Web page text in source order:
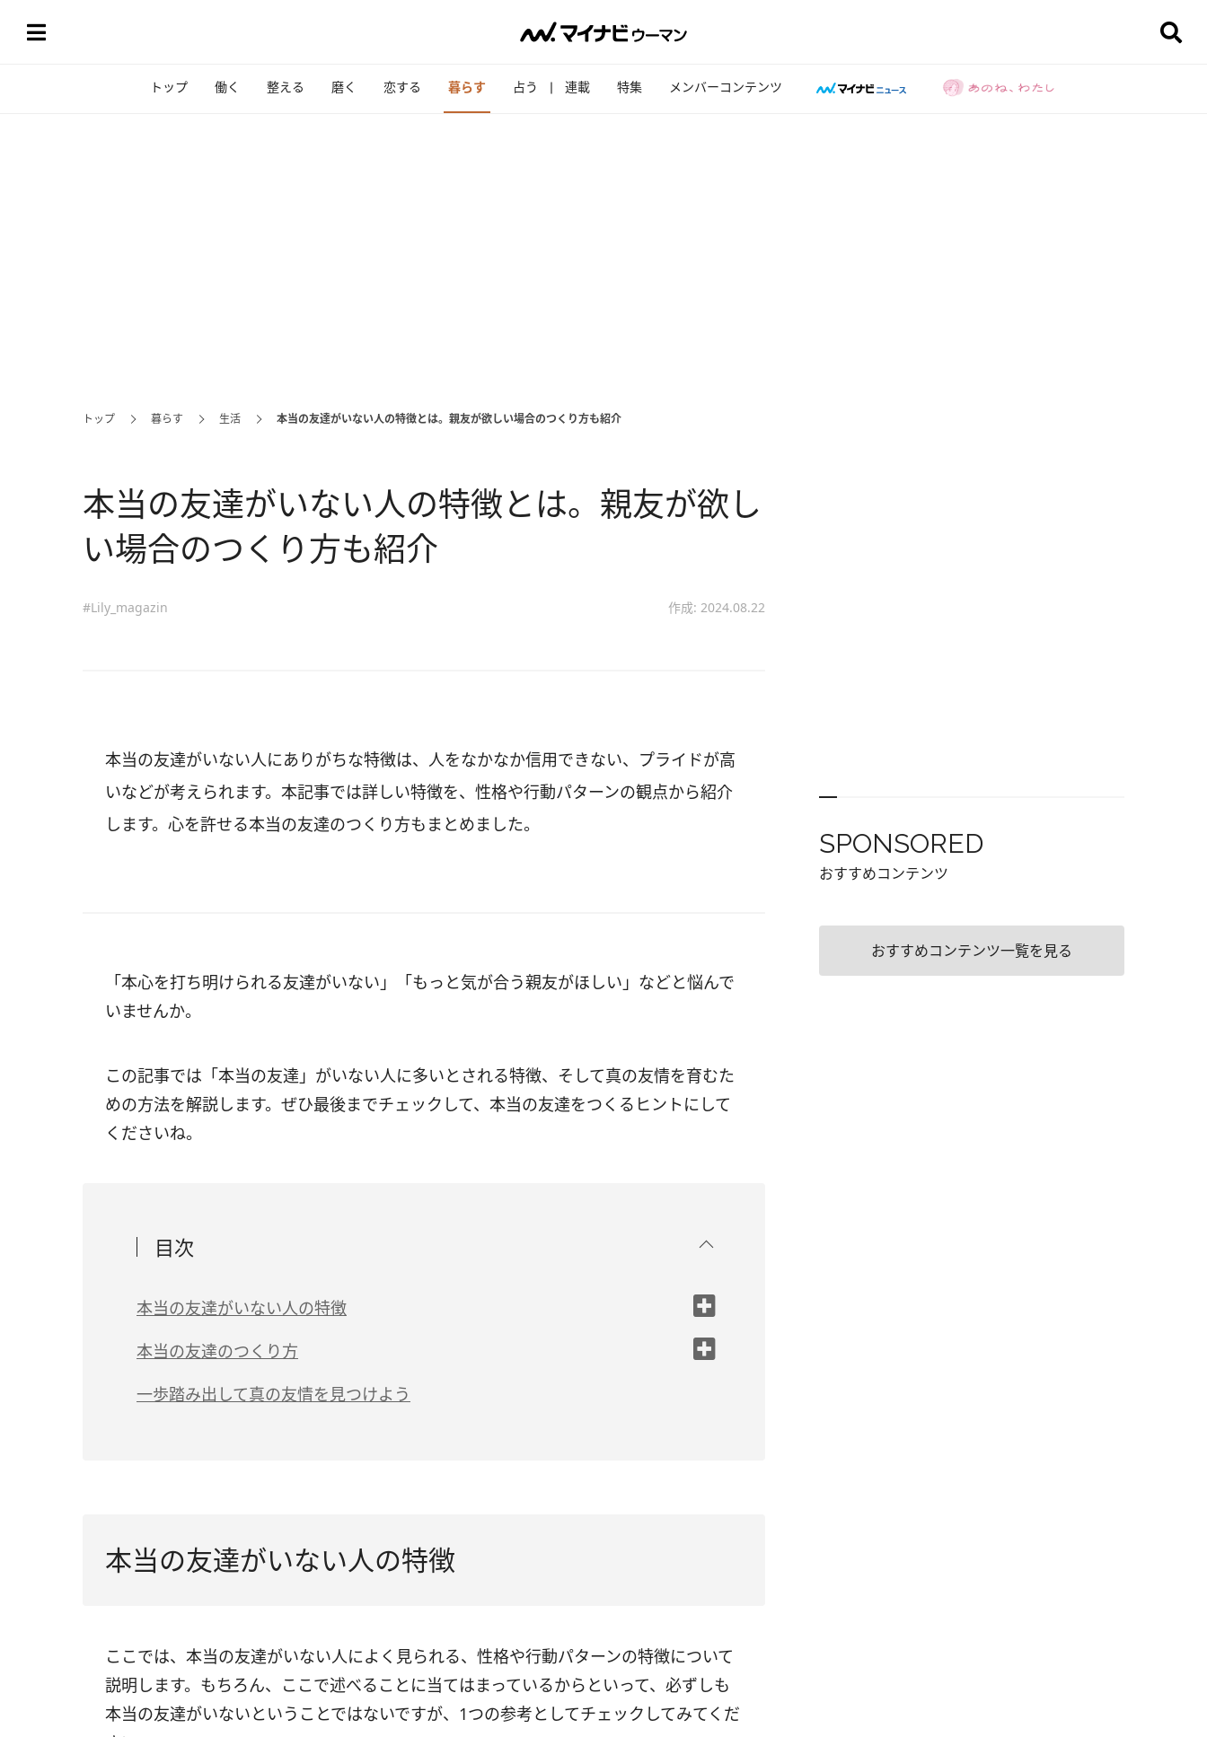
トップ 働く 整える 磨く 恋する 暮らす 占う 連載 特集 メンバーコンテンツ
トップ 暮らす 生活 本当の友達がいない人の特徴とは。親友が欲しい場合のつくり方も紹介
本当の友達がいない人の特徴とは。親友が欲し
い場合のつくり方も紹介
#Lily_magazin 作成: 2024.08.22
本当の友達がいない人にありがちな特徴は、人をなかなか信用できない、プライドが高
いなどが考えられます。本記事では詳しい特徴を、性格や行動パターンの観点から紹介
します。心を許せる本当の友達のつくり方もまとめました。
「本心を打ち明けられる友達がいない」「もっと気が合う親友がほしい」などと悩んで
いませんか。
この記事では「本当の友達」がいない人に多いとされる特徴、そして真の友情を育むた
めの方法を解説します。ぜひ最後までチェックして、本当の友達をつくるヒントにして
くださいね。
目次
本当の友達がいない人の特徴
（1）人をなかなか信用できず自己開示をしない
（2）コミュニケーションが苦手
（9）自分から遊びや食事に誘わない
（10）付き合いが浅い知人は多くいる
本当の友達のつくり方
（1）素直でいることを大切にする
一歩踏み出して真の友情を見つけよう
本当の友達がいない人の特徴
ここでは、本当の友達がいない人によく見られる、性格や行動パターンの特徴について
説明します。もちろん、ここで述べることに当てはまっているからといって、必ずしも
本当の友達がいないということではないですが、1つの参考としてチェックしてみてくだ
SPONSORED
おすすめコンテンツ
おすすめコンテンツ一覧を見る